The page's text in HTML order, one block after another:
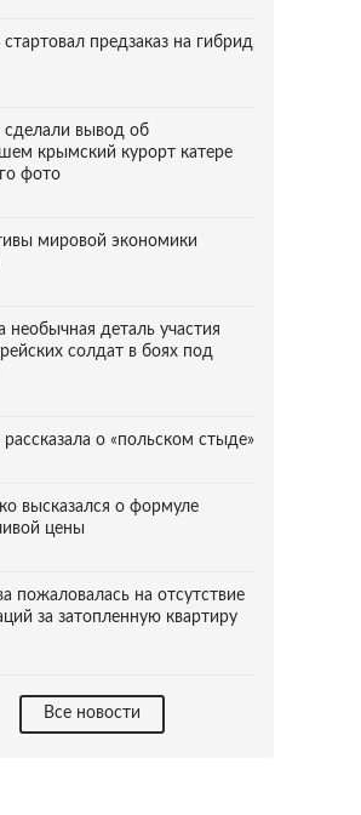
предзаказ на гибрид
сделали вывод об
крымский курорт катере
фото
мировой экономики
необычная деталь участия
солдат в боях под
рассказала о «польском стыде»
высказался о формуле
цены
пожаловалась на отсутствие
за затопленную квартиру
Все новости